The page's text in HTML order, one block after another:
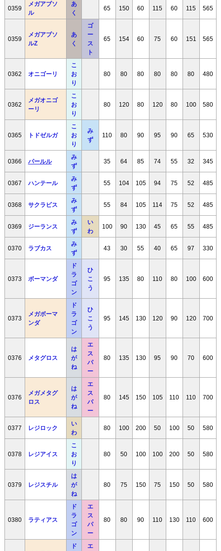
0359
メガアブソ
ル
あ
く
65 150 60 115 60 115 565
0359
メガアブソ
ルZ
あ
く
ゴ
ー
ス
ト
65 154 60 75 60 151 565
0362 オニゴーリ
こ
お
り
80 80 80 80 80 80 480
0362
メガオニゴ
ーリ
こ
お
り
80 120 80 120 80 100 580
0365 トドゼルガ
こ
お
り
み
ず
110 80 90 95 90 65 530
0366 パールル
み
ず
35 64 85 74 55 32 345
0367 ハンテール
み
ず
55 104 105 94 75 52 485
0368 サクラビス
み
ず
55 84 105 114 75 52 485
0369 ジーランス
み
ず
い
わ
100 90 130 45 65 55 485
0370 ラブカス
み
ず
43 30 55 40 65 97 330
0373 ボーマンダ
ド
ラ
ゴ
ン
ひ
こ
う
95 135 80 110 80 100 600
0373
メガボーマ
ンダ
ド
ラ
ゴ
ン
ひ
こ
う
95 145 130 120 90 120 700
0376 メタグロス
は
が
ね
エ
ス
パ
ー
80 135 130 95 90 70 600
0376
メガメタグ
ロス
は
が
ね
エ
ス
パ
ー
80 145 150 105 110 110 700
0377 レジロック
い
わ
80 100 200 50 100 50 580
0378 レジアイス
こ
お
り
80 50 100 100 200 50 580
0379 レジスチル
は
が
ね
80 75 150 75 150 50 580
0380 ラティアス
ド
ラ
ゴ
ン
エ
ス
パ
ー
80 80 90 110 130 110 600
ド
エ